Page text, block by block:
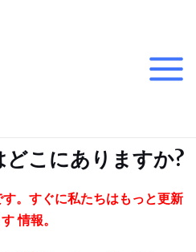
こにありますか?
。すぐに私たちはもっと更新
情報。